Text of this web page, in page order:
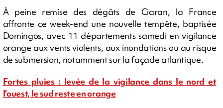
À peine remise des dégâts de Ciaran, la France
affronte ce week-end une nouvelle tempête, baptisée
Domingos, avec 11 départements samedi en vigilance
orange aux vents violents, aux inondations ou au risque
de submersion, notamment sur la façade atlantique.
Fortes pluies : levée de la vigilance dans le nord et
l'ouest, le sud reste en orange